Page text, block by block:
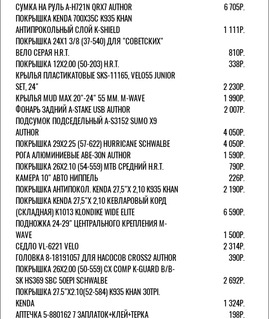
СУМКА НА РУЛЬ A-H721N QRX7 AUTHOR
6 705Р.
ПОКРЫШКА KENDA 700Х35С K935 KHAN
АНТИПРОКОЛЬНЫЙ СЛОЙ K-SHIELD
1 111Р.
ПОКРЫШКА 24X1 3/8 (37-540) ДЛЯ "СОВЕТСКИХ"
ВЕЛО СЕРАЯ H.R.T.
810Р.
ПОКРЫШКА 12X2.00 (50-203) H.R.T.
338Р.
КРЫЛЬЯ ПЛАСТИКАТОВЫЕ SKS-11165, VELO55 JUNIOR
SET, 24"
2 230Р.
КРЫЛЬЯ MUD MAX 20"-24" 55 ММ. M-WAVE
1 990Р.
ФОНАРЬ ЗАДНИЙ A-STAKE USB AUTHOR
2 007Р.
ПОДСУМОК ПОДСЕДЕЛЬНЫЙ A-S3152 SUMO X9
AUTHOR
4 050Р.
ПОКРЫШКА 29X2.25 (57-622) HURRICANE SCHWALBE
4 050Р.
РОГА АЛЮМИНИЕВЫЕ ABE-30N AUTHOR
1 590Р.
ПОКРЫШКА 26X2.10 (54-559) MTB СРЕДНИЙ H.R.T.
790Р.
КАМЕРА 10" АВТО НИППЕЛЬ
226Р.
ПОКРЫШКА АНТИПОКОЛ. KENDA 27,5"Х 2,10 K935 KHAN
2 190Р.
ПОКРЫШКА KENDA 27,5"Х 2,10 КЕВЛАРОВЫЙ КОРД
(СКЛАДНАЯ) K1013 KLONDIKE WIDE ELITE
6 590Р.
ПОДНОЖКА 24-29" ЦЕНТРАЛЬНОГО КРЕПЛЕНИЯ M-
WAVE
1 500Р.
СЕДЛО VL-6221 VELO
2 314Р.
ГОЛОВКА 8-18191057 ДЛЯ НАСОСОВ CROSS2 AUTHOR
390Р.
ПОКРЫШКА 26X2.00 (50-559) CX COMP K-GUARD B/B-
SK HS369 SBC 50EPI SCHWALBE
2 692Р.
ПОКРЫШКА 27.5"Х2.10(52-584) K935 KHAN 30TPI.
KENDA
1 324Р.
АПТЕЧКА 5-880162 7 ЗАПЛАТОК+КЛЕЙ+ТЕРКА
198Р.